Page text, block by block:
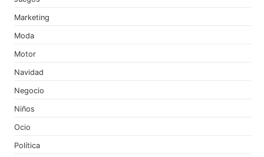
Marketing
Moda
Motor
Navidad
Negocio
Niños
Ocio
Política